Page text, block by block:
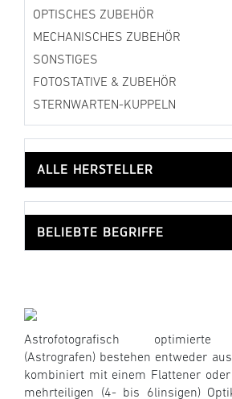
OPTISCHES ZUBEHÖR
MECHANISCHES ZUBEHÖR
SONSTIGES
FOTOSTATIVE & ZUBEHÖR
STERNWARTEN-KUPPELN
ALLE HERSTELLER
BELIEBTE BEGRIFFE
Astrofotografisch optimierte
(Astrografen) bestehen entweder
kombiniert mit einem Flattener
mehrteiligen (4- bis 6linsigen)